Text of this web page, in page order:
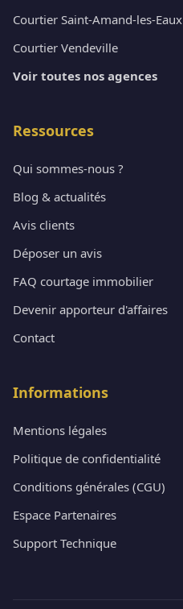
Courtier Saint-Amand-les-Eaux
Courtier Vendeville
Voir toutes nos agences
Ressources
Qui sommes-nous ?
Blog & actualités
Avis clients
Déposer un avis
FAQ courtage immobilier
Devenir apporteur d'affaires
Contact
Informations
Mentions légales
Politique de confidentialité
Conditions générales (CGU)
Espace Partenaires
Support Technique